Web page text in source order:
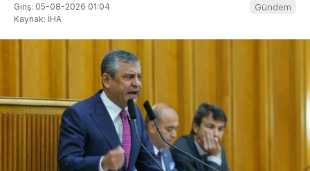
Giriş: 05-08-2026 01:04
Kaynak: İHA
Gündem